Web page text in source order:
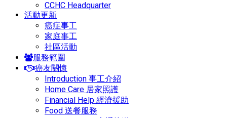
CCHC Headquarter
活動更新
癌症事工
家庭事工
社區活動
服務範圍
癌友關懷
Introduction 事工介紹
Home Care 居家照護
Financial Help 經濟援助
Food 送餐服務